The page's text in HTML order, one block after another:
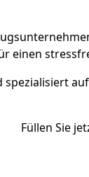
einen
spezialisiert auf
Füllen Sie